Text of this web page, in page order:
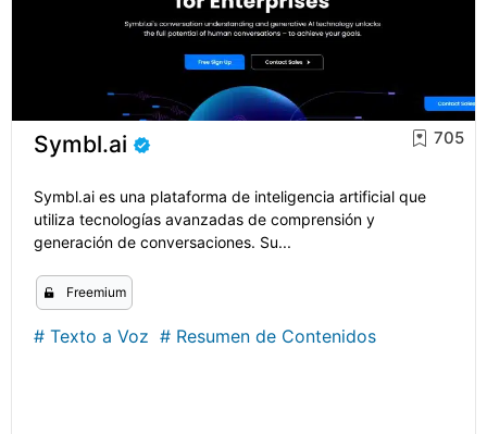
Symbl.ai 705
Symbl.ai es una plataforma de inteligencia artificial que
utiliza tecnologías avanzadas de comprensión y
generación de conversaciones. Su...
Freemium
# Texto a Voz # Resumen de Contenidos